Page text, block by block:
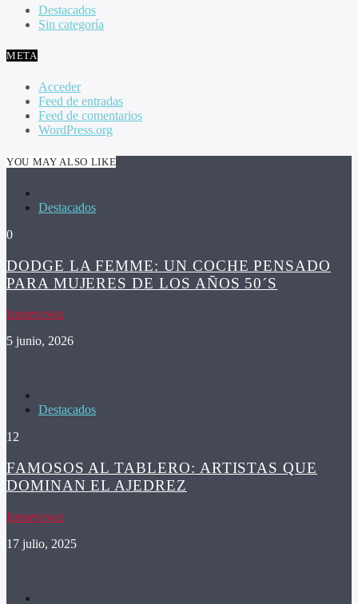
Destacados
Sin categoría
META
Acceder
Feed de entradas
Feed de comentarios
WordPress.org
YOU MAY ALSO LIKE
Destacados
0
DODGE LA FEMME: UN COCHE PENSADO
PARA MUJERES DE LOS AÑOS 50´S
lanuevavoz
5 junio, 2026
Destacados
12
FAMOSOS AL TABLERO: ARTISTAS QUE
DOMINAN EL AJEDREZ
lanuevavoz
17 julio, 2025